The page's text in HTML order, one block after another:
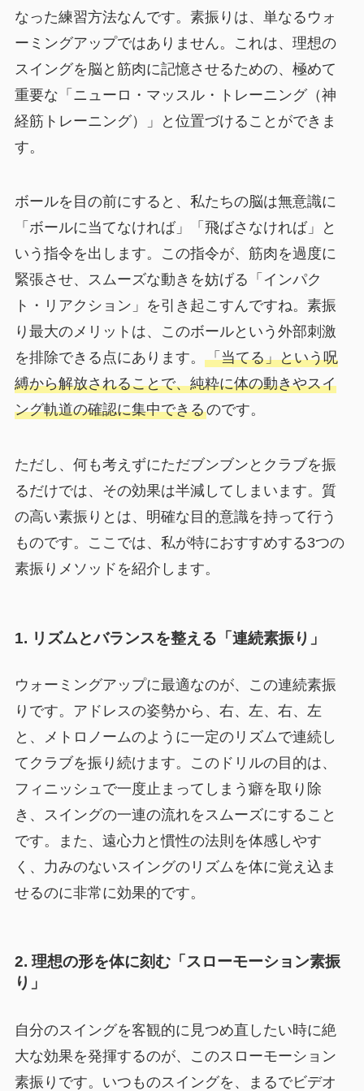
なった練習方法なんです。素振りは、単なるウォ
ーミングアップではありません。これは、理想の
スイングを脳と筋肉に記憶させるための、極めて
重要な「ニューロ・マッスル・トレーニング（神
経筋トレーニング）」と位置づけることができま
す。
ボールを目の前にすると、私たちの脳は無意識に
「ボールに当てなければ」「飛ばさなければ」と
いう指令を出します。この指令が、筋肉を過度に
緊張させ、スムーズな動きを妨げる「インパク
ト・リアクション」を引き起こすんですね。素振
り最大のメリットは、このボールという外部刺激
を排除できる点にあります。 「当てる」という呪
縛から解放されることで、純粋に体の動きやスイ
ング軌道の確認に集中できるのです。
ただし、何も考えずにただブンブンとクラブを振
るだけでは、その効果は半減してしまいます。質
の高い素振りとは、明確な目的意識を持って行う
ものです。ここでは、私が特におすすめする3つの
素振りメソッドを紹介します。
1. リズムとバランスを整える「連続素振り」
ウォーミングアップに最適なのが、この連続素振
りです。アドレスの姿勢から、右、左、右、左
と、メトロノームのように一定のリズムで連続し
てクラブを振り続けます。このドリルの目的は、
フィニッシュで一度止まってしまう癖を取り除
き、スイングの一連の流れをスムーズにすること
です。また、遠心力と慣性の法則を体感しやす
く、力みのないスイングのリズムを体に覚え込ま
せるのに非常に効果的です。
2. 理想の形を体に刻む「スローモーション素振
り」
自分のスイングを客観的に見つめ直したい時に絶
大な効果を発揮するのが、このスローモーション
素振りです。いつものスイングを、まるでビデオ